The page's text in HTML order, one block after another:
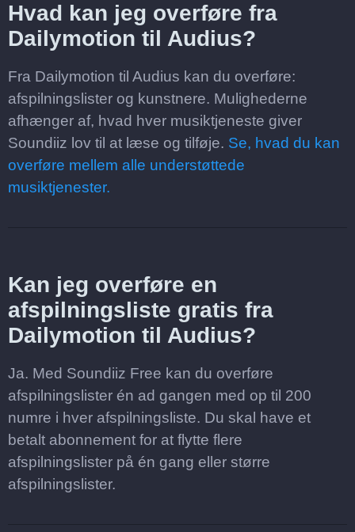
Hvad kan jeg overføre fra
Dailymotion til Audius?
Fra Dailymotion til Audius kan du overføre:
afspilningslister og kunstnere. Mulighederne
afhænger af, hvad hver musiktjeneste giver
Soundiiz lov til at læse og tilføje. Se, hvad du kan
overføre mellem alle understøttede
musiktjenester.
Kan jeg overføre en
afspilningsliste gratis fra
Dailymotion til Audius?
Ja. Med Soundiiz Free kan du overføre
afspilningslister én ad gangen med op til 200
numre i hver afspilningsliste. Du skal have et
betalt abonnement for at flytte flere
afspilningslister på én gang eller større
afspilningslister.